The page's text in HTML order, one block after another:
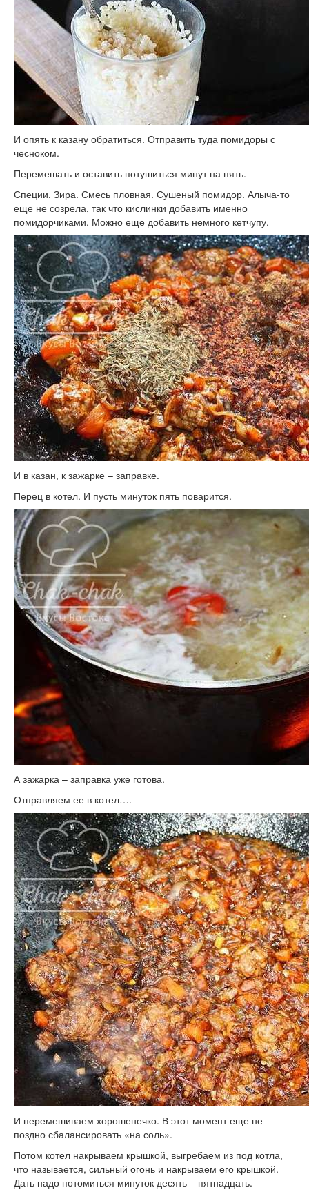
И опять к казану обратиться. Отправить туда помидоры с
чесноком.
Перемешать и оставить потушиться минут на пять.
Специи. Зира. Смесь пловная. Сушеный помидор. Алыча-то
еще не созрела, так что кислинки добавить именно
помидорчиками. Можно еще добавить немного кетчупу.
И в казан, к зажарке – заправке.
Перец в котел. И пусть минуток пять поварится.
А зажарка – заправка уже готова.
Отправляем ее в котел….
И перемешиваем хорошенечко. В этот момент еще не
поздно сбалансировать «на соль».
Потом котел накрываем крышкой, выгребаем из под котла,
что называется, сильный огонь и накрываем его крышкой.
Дать надо потомиться минуток десять – пятнадцать.